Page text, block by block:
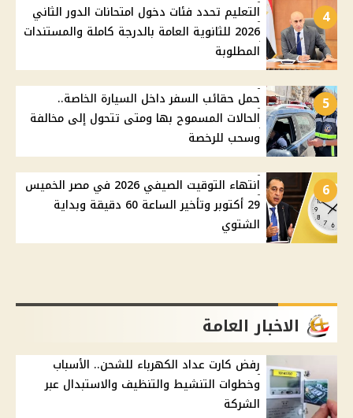
4
التعليم تحدد فئات دخول امتحانات الدور الثاني
2026 للثانوية العامة بالدرجة كاملة والمستندات
المطلوبة
5
حمل حقائب السفر داخل السيارة الخاصة..
الحالات المسموح بها ومتى تتحول إلى مخالفة
وسحب للرخصة
6
انتهاء التوقيت الصيفي 2026 في مصر الخميس
29 أكتوبر وتأخير الساعة 60 دقيقة وبداية
الشتوي
الاخبار العامة
رفض كارت عداد الكهرباء للشحن.. الأسباب
وخطوات التنشيط والتنظيف والاستبدال عبر
الشركة